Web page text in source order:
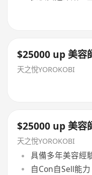
$25000 up 美容
天之悅YOROKOBI
$25000 up 美容
天之悅YOROKOBI
具備多年美容經
自Con自Sell能力